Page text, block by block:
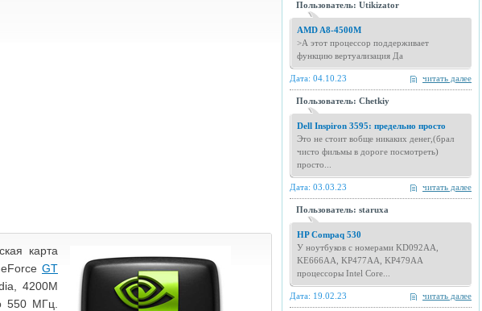
карта
GT
4200M
550 МГц.
Пользователь: Utikizator
AMD A8-4500M
>А этот процессор поддерживает
функцию вертуализация Да
читать далее
Дата: 04.10.23
Пользователь: Chetkiy
Dell Inspiron 3595: предельно просто
Это не стоит вобще никаких денег,(брал
чисто фильмы в дороге посмотреть)
просто...
читать далее
Дата: 03.03.23
Пользователь: staruxa
HP Compaq 530
У ноутбуков с номерами KD092AA,
KE666AA, KP477AA, KP479AA
процессоры Intel Core...
читать далее
Дата: 19.02.23